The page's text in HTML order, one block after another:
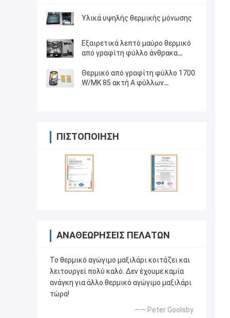
Υλικά υψηλής θερμικής μόνωσης
Εξαιρετικά λεπτό μαύρο θερμικό
από γραφίτη φύλλο άνθρακα
τηλέφωνο 10W/m-Κ υψηλή
αγωγιμότητα
Θερμικό από γραφίτη φύλλο 1700
W/MK 85 ακτή Α φύλλων
ΠΙΣΤΟΠΟΊΗΣΗ
ΑΝΑΘΕΩΡΉΣΕΙΣ ΠΕΛΑΤΏΝ
Το θερμικό αγώγιμο μαξιλάρι κοιτάζει και
λειτουργεί πολύ καλό. Δεν έχουμε καμία
ανάγκη για άλλο θερμικό αγώγιμο μαξιλάρι
τώρα!
—— Peter Goolsby